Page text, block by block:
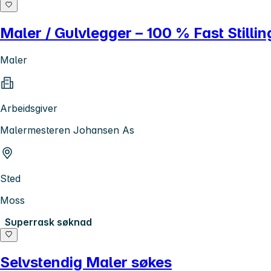
Maler / Gulvlegger – 100 % Fast
Maler
Arbeidsgiver
Malermesteren Johansen As
Sted
Moss
Superrask søknad
Selvstendig Maler søkes